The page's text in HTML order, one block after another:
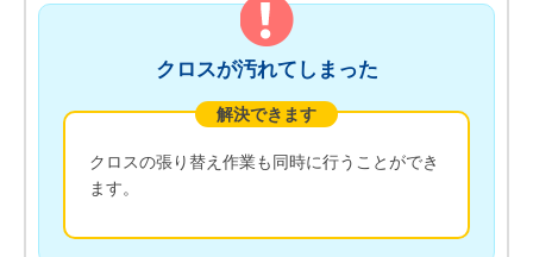
クロスが汚れてしまった
解決できます
クロスの張り替え作業も同時に行うことができ
ます。